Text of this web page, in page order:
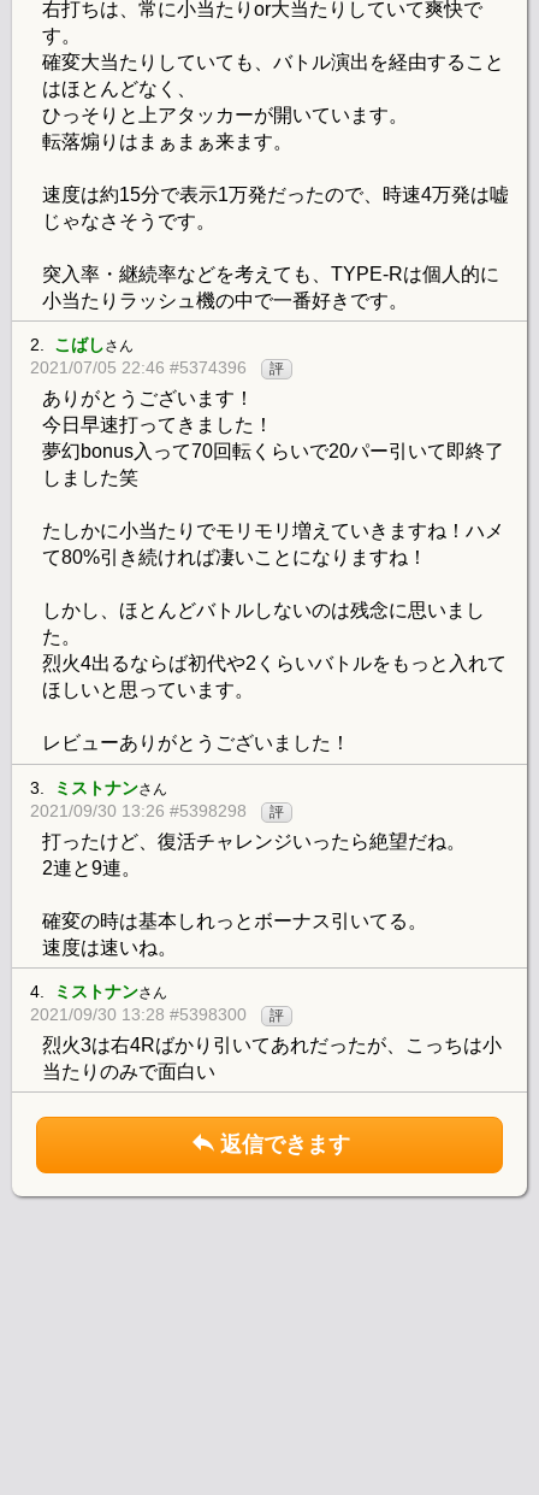
右打ちは、常に小当たりor大当たりしていて爽快で
す。
確変大当たりしていても、バトル演出を経由すること
はほとんどなく、
ひっそりと上アタッカーが開いています。
転落煽りはまぁまぁ来ます。
速度は約15分で表示1万発だったので、時速4万発は嘘
じゃなさそうです。
突入率・継続率などを考えても、TYPE-Rは個人的に
小当たりラッシュ機の中で一番好きです。
2. こばしさん
2021/07/05 22:46 #5374396 評
ありがとうございます！
今日早速打ってきました！
夢幻bonus入って70回転くらいで20パー引いて即終了
しました笑
たしかに小当たりでモリモリ増えていきますね！ハメ
て80%引き続ければ凄いことになりますね！
しかし、ほとんどバトルしないのは残念に思いまし
た。
烈火4出るならば初代や2くらいバトルをもっと入れて
ほしいと思っています。
レビューありがとうございました！
3. ミストナンさん
2021/09/30 13:26 #5398298 評
打ったけど、復活チャレンジいったら絶望だね。
2連と9連。
確変の時は基本しれっとボーナス引いてる。
速度は速いね。
4. ミストナンさん
2021/09/30 13:28 #5398300 評
烈火3は右4Rばかり引いてあれだったが、こっちは小
当たりのみで面白い
返信できます